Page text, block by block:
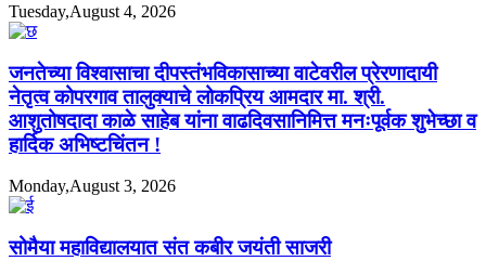
Tuesday,August 4, 2026
जनतेच्या विश्वासाचा दीपस्तंभविकासाच्या वाटेवरील प्रेरणादायी
नेतृत्व कोपरगाव तालुक्याचे लोकप्रिय आमदार मा. श्री.
आशुतोषदादा काळे साहेब यांना वाढदिवसानिमित्त मनःपूर्वक शुभेच्छा व
हार्दिक अभिष्टचिंतन !
Monday,August 3, 2026
सोमैया महाविद्यालयात संत कबीर जयंती साजरी